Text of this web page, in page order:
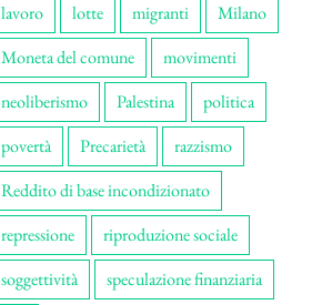
lavoro
lotte migranti
Milano
Moneta del comune
movimenti
neoliberismo
Palestina
politica
povertà
Precarietà
razzismo
Reddito di base incondizionato
repressione
riproduzione sociale
soggettività
speculazione finanziaria